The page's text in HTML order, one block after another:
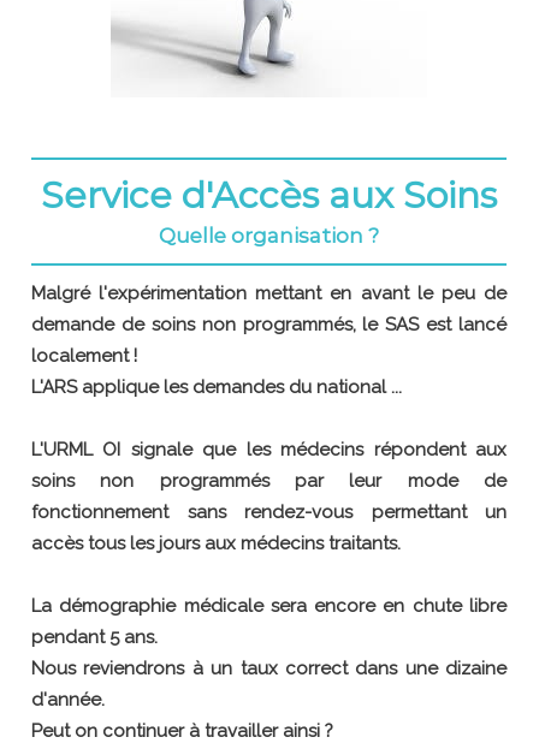
Service d'Accès aux Soins
Quelle organisation ?
Malgré l'expérimentation mettant en avant le peu de
demande de soins non programmés, le SAS est lancé
localement !
L'ARS applique les demandes du national ...
L'URML OI signale que les médecins répondent aux
soins non programmés par leur mode de
fonctionnement sans rendez-vous permettant un
accès tous les jours aux médecins traitants.
La démographie médicale sera encore en chute libre
pendant 5 ans.
Nous reviendrons à un taux correct dans une dizaine
d'année.
Peut on continuer à travailler ainsi ?